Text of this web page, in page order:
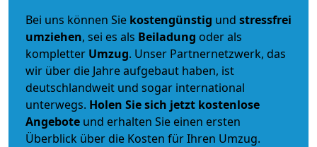
Bei uns können Sie kostengünstig und stressfrei
umziehen, sei es als Beiladung oder als
kompletter Umzug. Unser Partnernetzwerk, das
wir über die Jahre aufgebaut haben, ist
deutschlandweit und sogar international
unterwegs. Holen Sie sich jetzt kostenlose
Angebote und erhalten Sie einen ersten
Überblick über die Kosten für Ihren Umzug.